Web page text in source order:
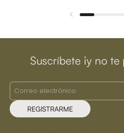
Suscríbete ¡y no
REGISTRARME